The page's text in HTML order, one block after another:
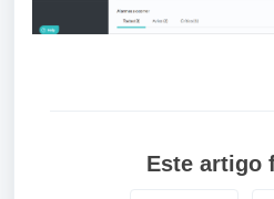
Este artigo